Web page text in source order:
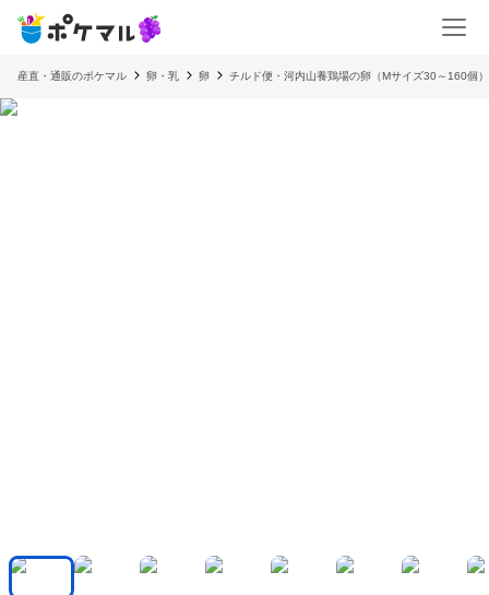
産直・通販のポケマル 卵・乳 卵 チルド便・河内山養鶏場の卵（Mサイズ30～160個